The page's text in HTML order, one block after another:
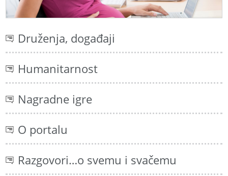
Druženja, događaji
Humanitarnost
Nagradne igre
O portalu
Razgovori…o svemu i svačemu